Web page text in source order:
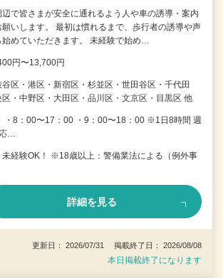
で皆さまが安全に通れるよう人や車の誘導・案内
いします。 最初は慣れるまで、歩行者の誘導や声
始めていただきます。 未経験で始め…
円〜13,700円
区・港区・新宿区・杉並区・世田谷区・千代田
区・中野区・大田区・品川区・文京区・目黒区 他
・8：00〜17：00 ・9：00〜18：00 ※1日8時間 週
…
未経験OK！ ※18歳以上：警備業法による（例外事
詳細を見る
更新日： 2026/07/31 掲載終了日： 2026/08/08
本日掲載終了になります